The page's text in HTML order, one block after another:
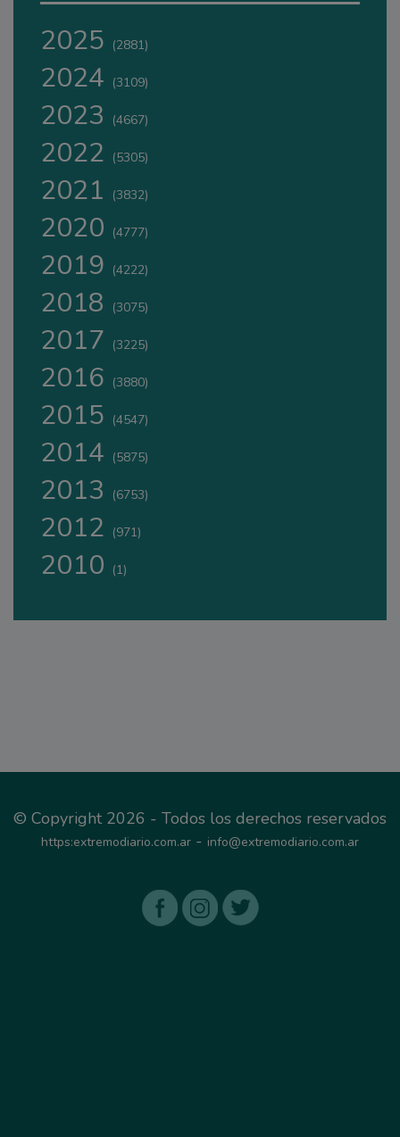
2025 (2881)
2024 (3109)
2023 (4667)
2022 (5305)
2021 (3832)
2020 (4777)
2019 (4222)
2018 (3075)
2017 (3225)
2016 (3880)
2015 (4547)
2014 (5875)
2013 (6753)
2012 (971)
2010 (1)
© Copyright 2026 - Todos los derechos reservados
https:extremodiario.com.ar - info@extremodiario.com.ar